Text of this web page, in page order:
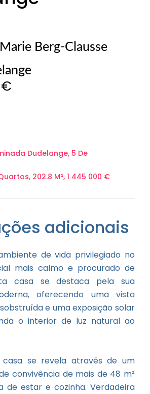
Berg-Clausse
€
Dudelange, 5 De
202.8 M², 1 445 000 €
adicionais
de vida privilegiado no
mais calmo e procurado de
casa se destaca pela sua
oferecendo uma vista
e uma exposição solar
o interior de luz natural ao
se revela através de um
convivência de mais de 48 m²
de estar e cozinha. Verdadeira